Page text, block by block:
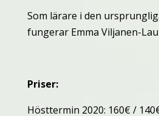
Som lärare i den
fungerar Emma Viljanen-
Priser:
Hösttermin 2020: 160€ /